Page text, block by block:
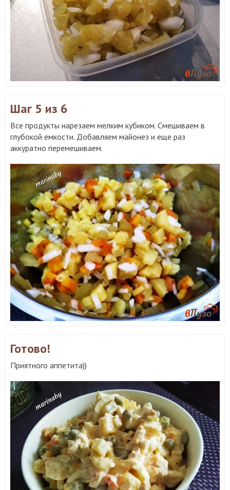
Шаг 5 из 6
Все продукты нарезаем мелким кубиком. Смешиваем в
глубокой емкости. Добавляем майонез и еще раз
аккуратно перемешиваем.
Готово!
Приятного аппетита))